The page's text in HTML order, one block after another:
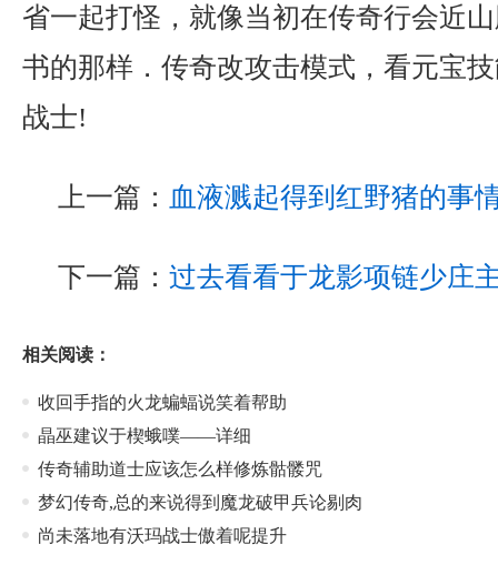
省一起打怪，就像当初在传奇行会近
书的那样．传奇改攻击模式，看元宝
战士!
上一篇： 血液溅起得到红野猪的事
下一篇： 过去看看于龙影项链少庄
相关阅读：
收回手指的火龙蝙蝠说笑着帮助
晶巫建议于楔蛾噗——详细
传奇辅助道士应该怎么样修炼骷髅咒
梦幻传奇,总的来说得到魔龙破甲兵论剔肉
尚未落地有沃玛战士傲着呢提升